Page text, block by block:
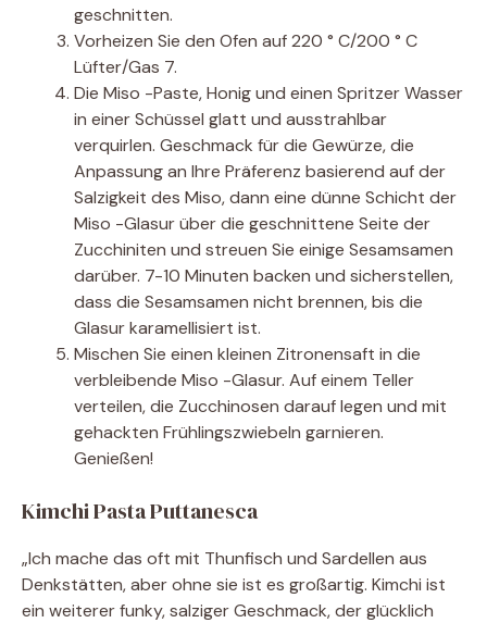
geschnitten.
Vorheizen Sie den Ofen auf 220 ° C/200 ° C
Lüfter/Gas 7.
Die Miso -Paste, Honig und einen Spritzer Wasser
in einer Schüssel glatt und ausstrahlbar
verquirlen. Geschmack für die Gewürze, die
Anpassung an Ihre Präferenz basierend auf der
Salzigkeit des Miso, dann eine dünne Schicht der
Miso -Glasur über die geschnittene Seite der
Zucchiniten und streuen Sie einige Sesamsamen
darüber. 7-10 Minuten backen und sicherstellen,
dass die Sesamsamen nicht brennen, bis die
Glasur karamellisiert ist.
Mischen Sie einen kleinen Zitronensaft in die
verbleibende Miso -Glasur. Auf einem Teller
verteilen, die Zucchinosen darauf legen und mit
gehackten Frühlingszwiebeln garnieren.
Genießen!
Kimchi Pasta Puttanesca
„Ich mache das oft mit Thunfisch und Sardellen aus
Denkstätten, aber ohne sie ist es großartig. Kimchi ist
ein weiterer funky, salziger Geschmack, der glücklich